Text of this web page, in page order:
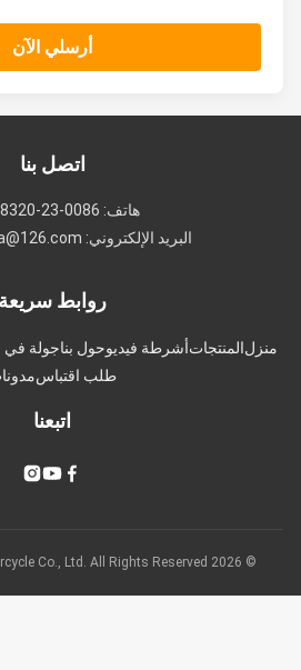
أرسلي الآن
اتصل بنا
هاتف: 0086-23-67898320
البريد الإلكتروني: bamxvanesa@126.com
روابط سريعة
المنتجاتأشرطة فيديو حول بناجولة في
طلب اقتباسمدونات